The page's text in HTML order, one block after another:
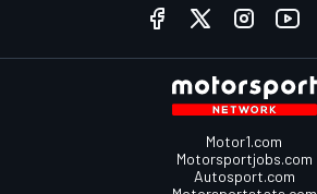
Motor1.com
Motorsportjobs.com
Autosport.com